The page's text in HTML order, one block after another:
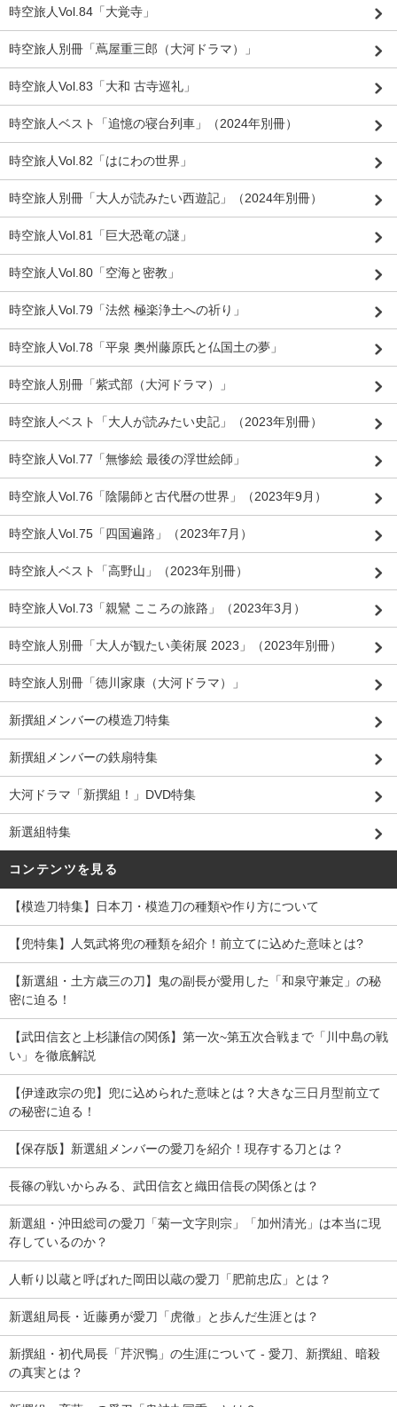
時空旅人Vol.84「大覚寺」
時空旅人別冊「蔦屋重三郎（大河ドラマ）」
時空旅人Vol.83「大和 古寺巡礼」
時空旅人ベスト「追憶の寝台列車」（2024年別冊）
時空旅人Vol.82「はにわの世界」
時空旅人別冊「大人が読みたい西遊記」（2024年別冊）
時空旅人Vol.81「巨大恐竜の謎」
時空旅人Vol.80「空海と密教」
時空旅人Vol.79「法然 極楽浄土への祈り」
時空旅人Vol.78「平泉 奥州藤原氏と仏国土の夢」
時空旅人別冊「紫式部（大河ドラマ）」
時空旅人ベスト「大人が読みたい史記」（2023年別冊）
時空旅人Vol.77「無惨絵 最後の浮世絵師」
時空旅人Vol.76「陰陽師と古代暦の世界」（2023年9月）
時空旅人Vol.75「四国遍路」（2023年7月）
時空旅人ベスト「高野山」（2023年別冊）
時空旅人Vol.73「親鸞 こころの旅路」（2023年3月）
時空旅人別冊「大人が観たい美術展 2023」（2023年別冊）
時空旅人別冊「徳川家康（大河ドラマ）」
新撰組メンバーの模造刀特集
新撰組メンバーの鉄扇特集
大河ドラマ「新撰組！」DVD特集
新選組特集
コンテンツを見る
【模造刀特集】日本刀・模造刀の種類や作り方について
【兜特集】人気武将兜の種類を紹介！前立てに込めた意味とは?
【新選組・土方歳三の刀】鬼の副長が愛用した「和泉守兼定」の秘
密に迫る！
【武田信玄と上杉謙信の関係】第一次~第五次合戦まで「川中島の戦
い」を徹底解説
【伊達政宗の兜】兜に込められた意味とは？大きな三日月型前立て
の秘密に迫る！
【保存版】新選組メンバーの愛刀を紹介！現存する刀とは？
長篠の戦いからみる、武田信玄と織田信長の関係とは？
新選組・沖田総司の愛刀「菊一文字則宗」「加州清光」は本当に現
存しているのか？
人斬り以蔵と呼ばれた岡田以蔵の愛刀「肥前忠広」とは？
新選組局長・近藤勇が愛刀「虎徹」と歩んだ生涯とは？
新撰組・初代局長「芹沢鴨」の生涯について - 愛刀、新撰組、暗殺
の真実とは？